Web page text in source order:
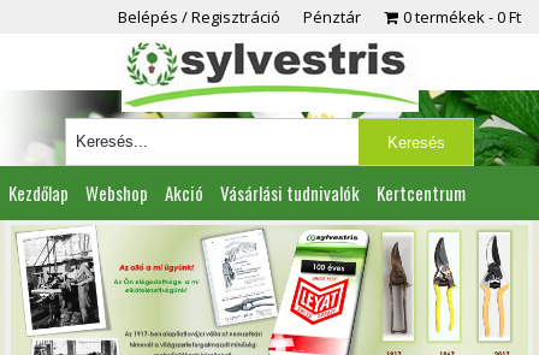
Belépés / Regisztráció Pénztár 0 termékek 0 Ft
Kezdőlap Webshop Akció Vásárlási tudnivalók Kertcentrum
Viszonteladóknak Partnereink Kapcsolat